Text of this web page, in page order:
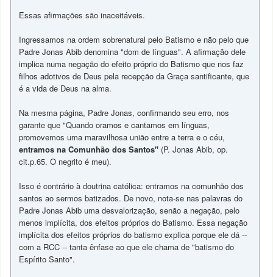
Essas afirmações são inaceitáveis.
Ingressamos na ordem sobrenatural pelo Batismo e não pelo que
Padre Jonas Abib denomina "dom de línguas". A afirmação dele
implica numa negação do efeito próprio do Batismo que nos faz
filhos adotivos de Deus pela recepção da Graça santificante, que
é a vida de Deus na alma.
Na mesma página, Padre Jonas, confirmando seu erro, nos
garante que "Quando oramos e cantamos em línguas,
promovemos uma maravilhosa união entre a terra e o céu,
entramos na Comunhão dos Santos" (P. Jonas Abib, op.
cit.p.65. O negrito é meu).
Isso é contrário à doutrina católica: entramos na comunhão dos
santos ao sermos batizados. De novo, nota-se nas palavras do
Padre Jonas Abib uma desvalorização, senão a negação, pelo
menos implícita, dos efeitos próprios do Batismo. Essa negação
implícita dos efeitos próprios do batismo explica porque ele dá --
com a RCC -- tanta ênfase ao que ele chama de "batismo do
Espírito Santo".